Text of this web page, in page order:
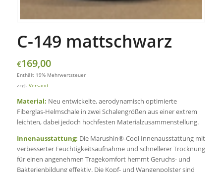
C-149 mattschwarz
€169,00
Enthält 19% Mehrwertsteuer
zzgl. Versand
Material: Neu entwickelte, aerodynamisch optimierte
Fiberglas-Helmschale in zwei Schalengrößen aus einer extrem
leichten, dabei jedoch hochfesten Materialzusammenstellung.
Innenausstattung: Die Marushin®-Cool Innenausstattung mit
verbesserter Feuchtigkeitsaufnahme und schnellerer Trocknung
für einen angenehmen Tragekomfort hemmt Geruchs- und
Bakterienbildung effektiv. Die Kopf- und Wangenpolster sind